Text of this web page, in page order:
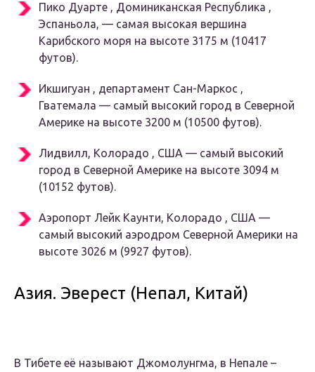
Пико Дуарте , Доминиканская Республика ,
Эспаньола, — самая высокая вершина
Карибского моря на высоте 3175 м (10417
футов).
Икшигуан , департамент Сан-Маркос ,
Гватемала — самый высокий город в Северной
Америке на высоте 3200 м (10500 футов).
Лидвилл, Колорадо , США — самый высокий
город в Северной Америке на высоте 3094 м
(10152 футов).
Аэропорт Лейк Каунти, Колорадо , США —
самый высокий аэродром Северной Америки на
высоте 3026 м (9927 футов).
Азия. Эверест (Непал, Китай)
В Тибете её называют Джомолунгма, в Непале –